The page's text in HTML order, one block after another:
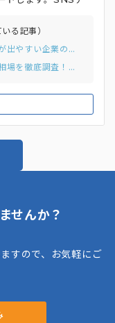
る記事）
・SNS運用代行会社おすすめ24選！成果が出やすい企業の独自調査結果と選び方まで
・【独自調査】SNS運用代行50社の費用相場を徹底調査！内訳と価格帯別おすすめ会社を比較
せんか？
すので、お気軽にご